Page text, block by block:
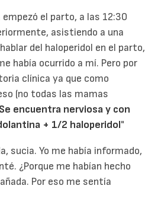
el parto, a las 12:30
asistiendo a una
del haloperidol en el parto,
había ocurrido a mí. Pero por
clínica ya que como
(no todas las mamas
Se encuentra nerviosa y con
+ 1/2 haloperidol"
sucia. Yo me había informado,
¿Porque me habían hecho
Por eso me sentía